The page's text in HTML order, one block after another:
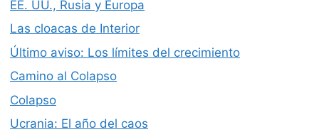
EE. UU., Rusia y Europa
Las cloacas de Interior
Último aviso: Los límites del crecimiento
Camino al Colapso
Colapso
Ucrania: El año del caos